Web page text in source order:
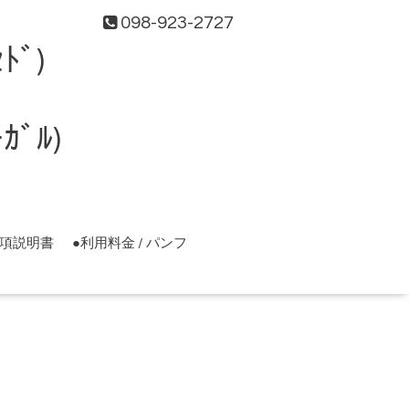
098-923-2727
ﾞ)
ﾙ)
説明書 ●利用料金 / パンフ